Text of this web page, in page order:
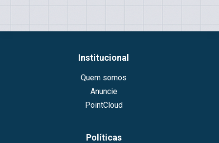
Institucional
Quem somos
Anuncie
PointCloud
Políticas